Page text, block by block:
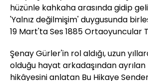
hüzünle kahkaha arasında gidip
'Yalnız değilmişim' duygusunda
19 Mart'ta Ses 1885 Ortaoyuncular
Şenay Gürler'in rol aldığı, uzun
olduğu hayat arkadaşından ayrılan
hikâyesini anlatan Bu Hikaye